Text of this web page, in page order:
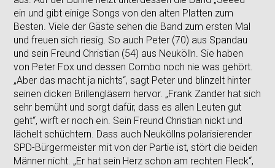
ein und gibt einige Songs von den alten Platten zum
Besten. Viele der Gäste sehen die Band zum ersten Mal
und freuen sich riesig. So auch Peter (70) aus Spandau
und sein Freund Christian (54) aus Neukölln. Sie haben
von Peter Fox und dessen Combo noch nie was gehört.
„Aber das macht ja nichts“, sagt Peter und blinzelt hinter
seinen dicken Brillengläsern hervor. „Frank Zander hat sich
sehr bemüht und sorgt dafür, dass es allen Leuten gut
geht“, wirft er noch ein. Sein Freund Christian nickt und
lächelt schüchtern. Dass auch Neuköllns polarisierender
SPD-Bürgermeister mit von der Partie ist, stört die beiden
Männer nicht. „Er hat sein Herz schon am rechten Fleck“,